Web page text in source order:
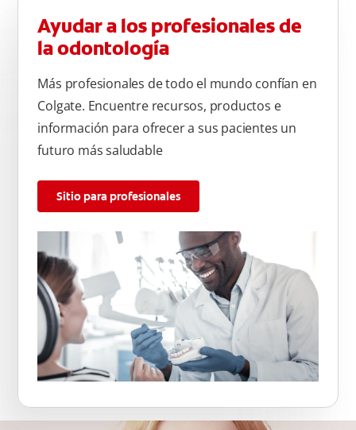
Ayudar a los profesionales de
la odontología
Más profesionales de todo el mundo confían en
Colgate. Encuentre recursos, productos e
información para ofrecer a sus pacientes un
futuro más saludable
Sitio para profesionales